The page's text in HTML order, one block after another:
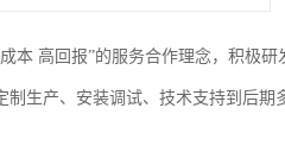
本 高回报”的服务合作理念，积极
制生产、安装调试、技术支持到后